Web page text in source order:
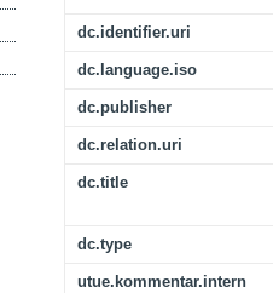
dc.identifier.uri
dc.language.iso
dc.publisher
dc.relation.uri
dc.title
dc.type
utue.kommentar.intern